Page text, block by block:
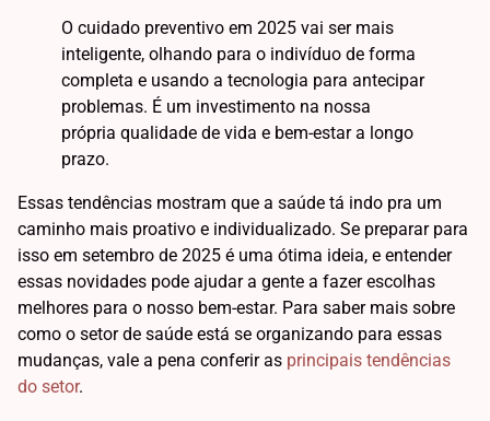
O cuidado preventivo em 2025 vai ser mais
inteligente, olhando para o indivíduo de forma
completa e usando a tecnologia para antecipar
problemas. É um investimento na nossa
própria qualidade de vida e bem-estar a longo
prazo.
Essas tendências mostram que a saúde tá indo pra um
caminho mais proativo e individualizado. Se preparar para
isso em setembro de 2025 é uma ótima ideia, e entender
essas novidades pode ajudar a gente a fazer escolhas
melhores para o nosso bem-estar. Para saber mais sobre
como o setor de saúde está se organizando para essas
mudanças, vale a pena conferir as principais tendências
do setor.